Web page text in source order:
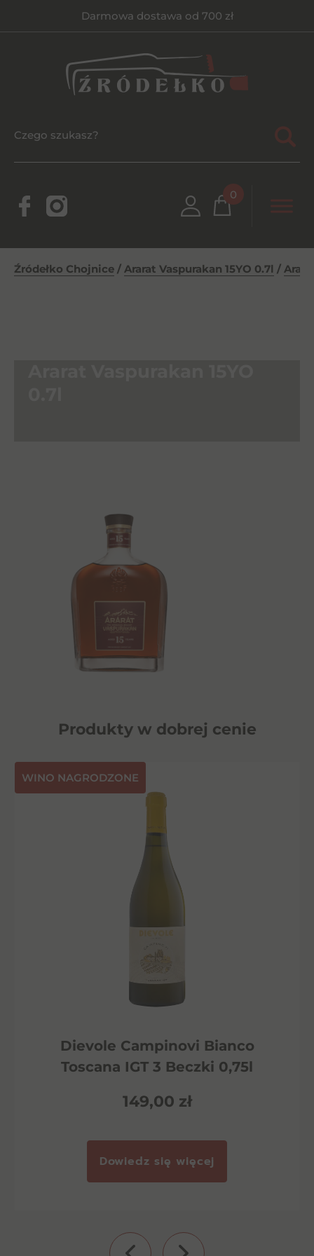
Darmowa dostawa od 700 zł
0
Źródełko Chojnice / Ararat Vaspurakan 15YO 0.7l /
Produkty w dobrej cenie
⁠WINO NAGRODZONE
Dievole Campinovi Bianco
Toscana IGT 3 Beczki 0,75l
149,00 zł
Dowiedz się więcej